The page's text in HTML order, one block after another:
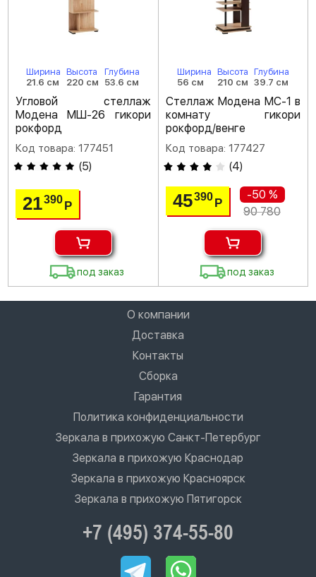
Ширина
21.6 см
Высота
220 см
Глубина
53.6 см
Угловой стеллаж
Модена МШ-26 гикори
рокфорд
Код товара: 177451
(5)
21390Р
под заказ
Ширина
56 см
Высота
210 см
Глубина
39.7 см
Стеллаж Модена МС-1 в
комнату гикори
рокфорд/венге
Код товара: 177427
(4)
45390 Р
-50 %
90 780
под заказ
О компании
Доставка
Контакты
Сборка
Гарантия
Политика конфиденциальности
Зеркала в прихожую Санкт-Петербург
Зеркала в прихожую Краснодар
Зеркала в прихожую Красноярск
Зеркала в прихожую Пятигорск
+7 (495) 374-55-80